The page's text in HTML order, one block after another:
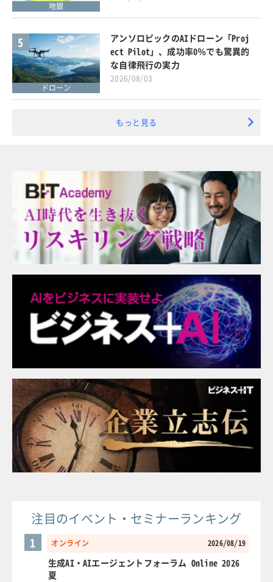
地銀
5
ドローン
アンソロピックのAIドローン「Proj
ect Pilot」、成功率0％でも驚異的
な自律飛行の実力
2026/08/03
もっと見る
注目のイベント・セミナーランキング
オンライン 2026/08/19
1
生成AI・AIエージェントフォーラム Online 2026
夏